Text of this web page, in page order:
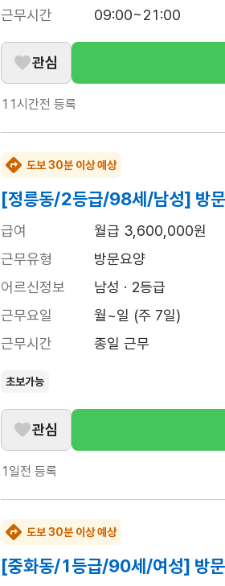
근무시간
09:00~21:00
관심
11시간전 등록
도보 30분 이상 예상
[정릉동/2등급/98세/남성] 방문
급여
월급 3,600,000원
근무유형
방문요양
어르신정보
남성 · 2등급
근무요일
월~일 (주 7일)
근무시간
종일 근무
초보가능
관심
1일전 등록
도보 30분 이상 예상
[중화동/1등급/90세/여성] 방문